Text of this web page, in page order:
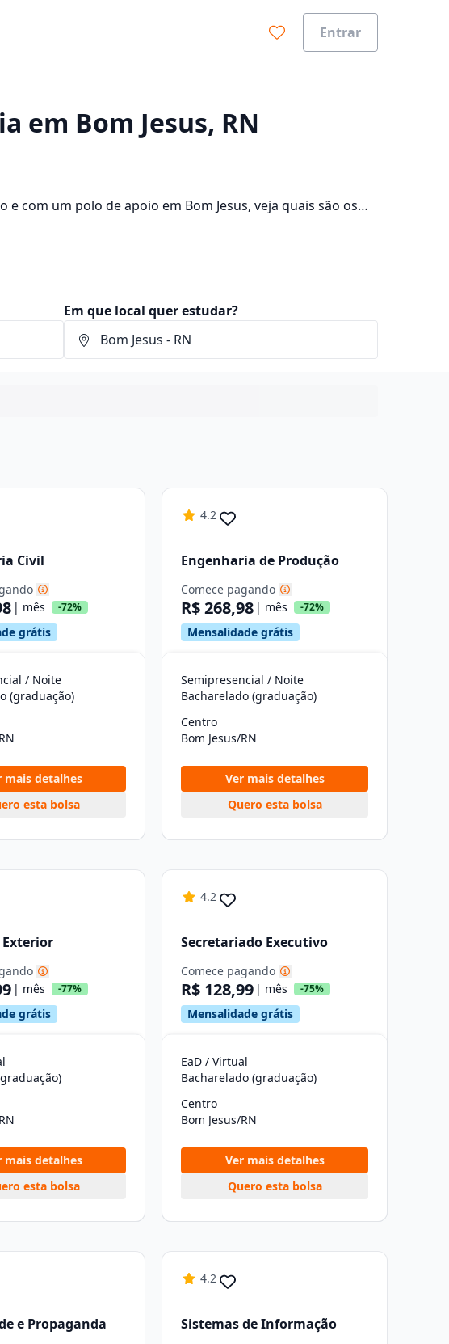
Entrar
em Bom Jesus, RN
e com um polo de apoio em Bom Jesus, veja quais são os
Em que local quer estudar?
Civil
| mês -72%
grátis
/ Noite
(graduação)
mais detalhes
esta bolsa
4.2
Engenharia de Produção
Comece pagando
R$ 268,98 | mês -72%
Mensalidade grátis
Semipresencial / Noite
Bacharelado (graduação)
Centro
Bom Jesus/RN
Ver mais detalhes
Quero esta bolsa
Exterior
| mês -77%
grátis
mais detalhes
esta bolsa
4.2
Secretariado Executivo
Comece pagando
R$ 128,99 | mês -75%
Mensalidade grátis
EaD / Virtual
Bacharelado (graduação)
Centro
Bom Jesus/RN
Ver mais detalhes
Quero esta bolsa
e Propaganda
4.2
Sistemas de Informação